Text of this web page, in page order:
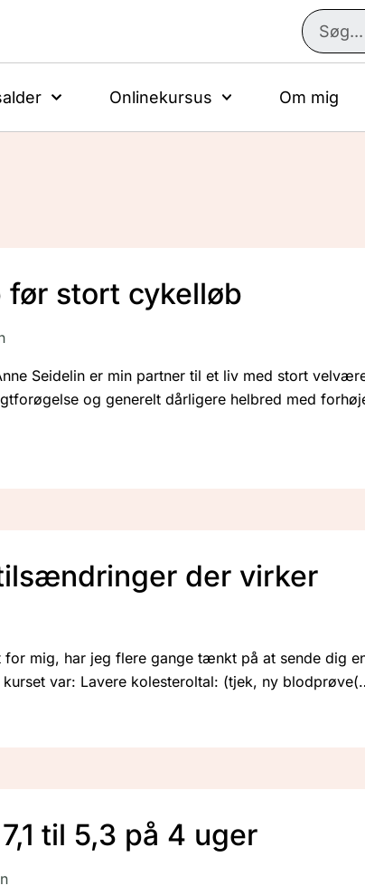
Onlinekursus Om mig
stort cykelløb
Seidelin er min partner til et liv med stort
og generelt dårligere helbred med
der virker
mig, har jeg flere gange tænkt på at sende dig
var: Lavere kolesteroltal: (tjek, ny blodprøve
til 5,3 på 4 uger